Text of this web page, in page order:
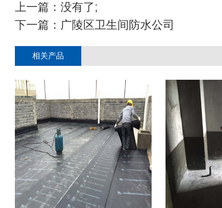
上一篇：没有了;
下一篇： 广陵区卫生间防水公司
相关产品